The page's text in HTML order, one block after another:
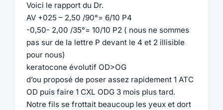
Voici le rapport du Dr.
AV +025 – 2,50 /90°= 6/10 P4
-0,50- 2,00 /35°= 10/10 P2 ( nous ne sommes
pas sur de la lettre P devant le 4 et 2 illisible
pour nous)
keratocone évolutif OD>OG
d’ou proposé de poser assez rapidement 1 ATC
OD puis faire 1 CXL ODG 3 mois plus tard.
Notre fils se frottait beaucoup les yeux et dort